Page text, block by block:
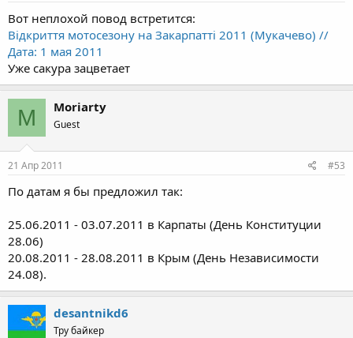
Вот неплохой повод встретится:
Відкриття мотосезону на Закарпатті 2011 (Мукачево) //
Дата: 1 мая 2011
Уже сакура зацветает
M Moriarty
Guest
21 Апр 2011 #53
По датам я бы предложил так:
25.06.2011 - 03.07.2011 в Карпаты (День Конституции
28.06)
20.08.2011 - 28.08.2011 в Крым (День Независимости
24.08).
desantnikd6
Тру байкер